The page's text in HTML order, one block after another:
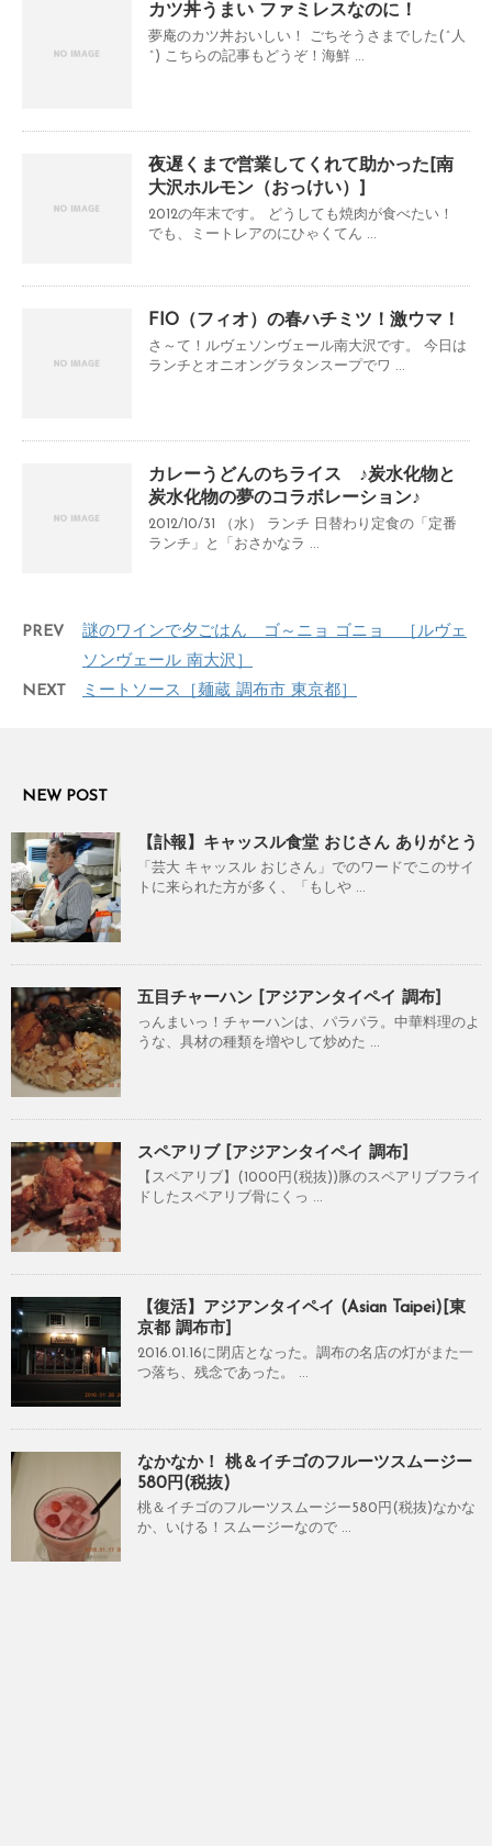
カツ丼うまい ファミレスなのに！
夢庵のカツ丼おいしい！ ごちそうさまでした(^人
^) こちらの記事もどうぞ！海鮮 ...
夜遅くまで営業してくれて助かった[南
大沢ホルモン（おっけい）]
2012の年末です。 どうしても焼肉が食べたい！
でも、ミートレアのにひゃくてん ...
FIO（フィオ）の春ハチミツ！激ウマ！
さ～て！ルヴェソンヴェール南大沢です。 今日は
ランチとオニオングラタンスープでワ ...
カレーうどんのちライス ♪炭水化物と
炭水化物の夢のコラボレーション♪
2012/10/31 （水） ランチ 日替わり定食の「定番
ランチ」と「おさかなラ ...
PREV
謎のワインで夕ごはん ゴ～ニョ ゴニョ ［ルヴェ
ソンヴェール 南大沢］
NEXT
ミートソース［麺蔵 調布市 東京都］
NEW POST
【訃報】キャッスル食堂 おじさん ありがとう
「芸大 キャッスル おじさん」でのワードでこのサイ
トに来られた方が多く、「もしや ...
五目チャーハン [アジアンタイペイ 調布]
っんまいっ！チャーハンは、パラパラ。中華料理のよ
うな、具材の種類を増やして炒めた ...
スペアリブ [アジアンタイペイ 調布]
【スペアリブ】(1000円(税抜))豚のスペアリブフライ
ドしたスペアリブ骨にくっ ...
【復活】アジアンタイペイ (Asian Taipei)[東
京都 調布市]
2016.01.16に閉店となった。調布の名店の灯がまた一
つ落ち、残念であった。 ...
なかなか！ 桃＆イチゴのフルーツスムージー
580円(税抜)
桃＆イチゴのフルーツスムージー580円(税抜)なかな
か、いける！スムージーなので ...